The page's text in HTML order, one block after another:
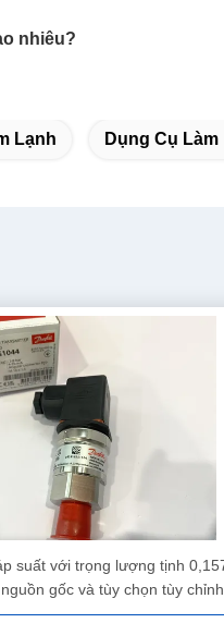
nhiêu?
Lạnh Dụng Cụ
suất với trọng lượng tịnh
gốc và tùy chọn tùy chỉnh